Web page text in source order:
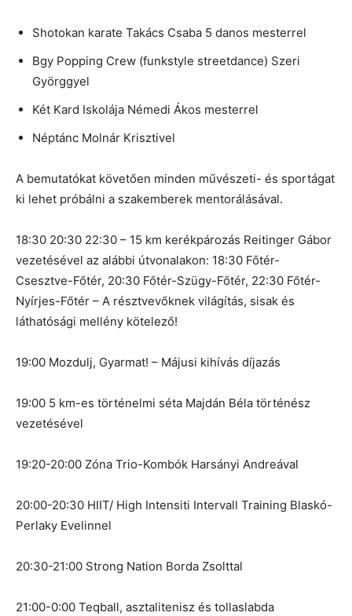
Shotokan karate Takács Csaba 5 danos mesterrel
Bgy Popping Crew (funkstyle streetdance) Szeri
Györggyel
Két Kard Iskolája Némedi Ákos mesterrel
Néptánc Molnár Krisztivel
A bemutatókat követően minden művészeti- és sportágat
ki lehet próbálni a szakemberek mentorálásával.
18:30 20:30 22:30 – 15 km kerékpározás Reitinger Gábor
vezetésével az alábbi útvonalakon: 18:30 Főtér-
Csesztve-Főtér, 20:30 Főtér-Szügy-Főtér, 22:30 Főtér-
Nyírjes-Főtér – A résztvevőknek világítás, sisak és
láthatósági mellény kötelező!
19:00 Mozdulj, Gyarmat! – Májusi kihívás díjazás
19:00 5 km-es történelmi séta Majdán Béla történész
vezetésével
19:20-20:00 Zóna Trio-Kombók Harsányi Andreával
20:00-20:30 HIIT/ High Intensiti Intervall Training Blaskó-
Perlaky Evelinnel
20:30-21:00 Strong Nation Borda Zsolttal
21:00-0:00 Teqball, asztalitenisz és tollaslabda